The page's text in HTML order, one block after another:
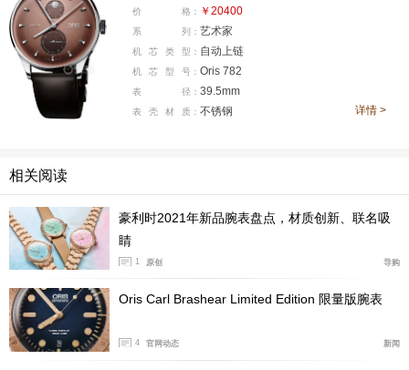
小盘，两者呈“8”字上下分布。
豪利时艺术家系列多功能月相腕表，新旧对比
前作调节复杂功能需使用专属工具（以针形物体按压表壳
侧面的隐藏式按钮）。新款腕表简化了操作，如今它已不
需要借助任何工具，仅通过表冠即可完成包括月相和第二
价 格： ￥20400
系 列： 艺术家
机 芯 类 型： 自动上链
机 芯 型 号： Oris 782
表 径： 39.5mm
表 壳 材 质： 不锈钢 详情 >
相关阅读
豪利时2021年新品腕表盘点，材质创新、联名吸
睛
1 原创 导购
Oris Carl Brashear Limited Edition 限量版腕表
4 官网动态 新闻